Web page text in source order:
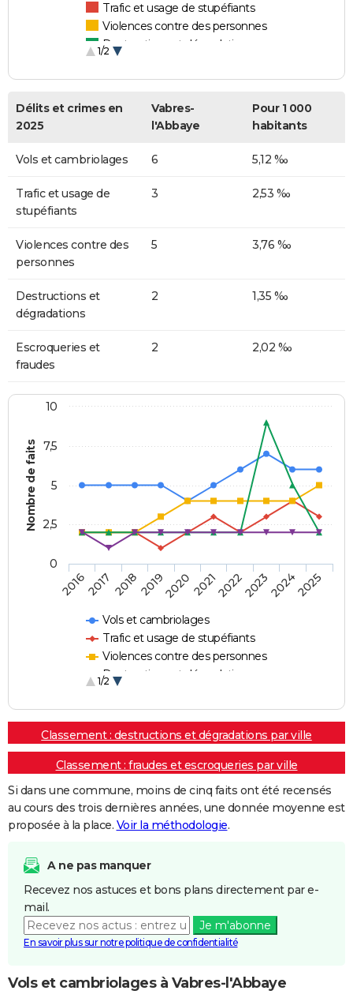
Trafic et usage de stupéfiants
Violences contre des personnes
Destructions et dégradations
1/2
Délits et crimes en
2025
Vabres-
l'Abbaye
Pour 1 000
habitants
Vols et cambriolages 6 5,12 ‰
Trafic et usage de
stupéfiants
3 2,53 ‰
Violences contre des
personnes
5 3,76 ‰
Destructions et
dégradations
2 1,35 ‰
Escroqueries et
fraudes
2 2,02 ‰
Nombre de faits
Vols et cambriolages
Trafic et usage de stupéfiants
Violences contre des personnes
Destructions et dégradations
1/2
20162017 20182019202020212022202320242025
0
2,5
5
7,5
10
Classement : destructions et dégradations par ville
Classement : fraudes et escroqueries par ville
Si dans une commune, moins de cinq faits ont été recensés
au cours des trois dernières années, une donnée moyenne est
proposée à la place. Voir la méthodologie.
A ne pas manquer
Recevez nos astuces et bons plans directement par e-
mail.
Je m'abonne
En savoir plus sur notre politique de confidentialité
Vols et cambriolages à Vabres-l'Abbaye